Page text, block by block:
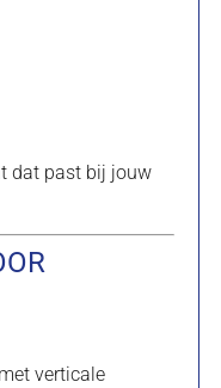
dat past bij jouw
verticale